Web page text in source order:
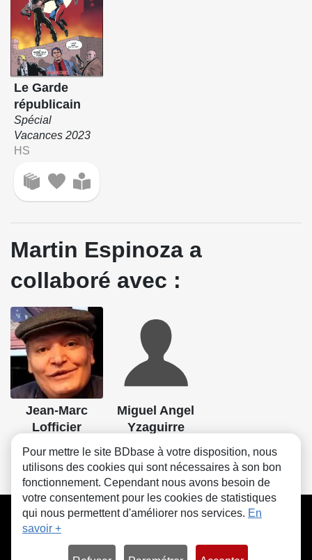
Le Garde
républicain
Spécial
Vacances 2023
HS
Martin Espinoza a
collaboré avec :
Jean-Marc
Lofficier
Miguel Angel
Yzaguirre
CGU FAQ Contact Cookies
Pour mettre le site BDbase à votre disposition, nous
utilisons des cookies qui sont nécessaires à son bon
fonctionnement. Cependant nous avons besoin de
votre consentement pour les cookies de statistiques
qui nous permettent d'améliorer nos services. En
savoir +